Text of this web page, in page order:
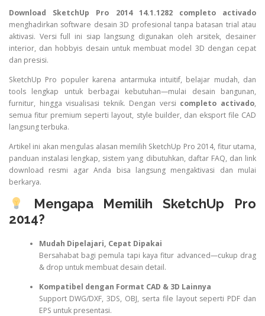
Download SketchUp Pro 2014 14.1.1282 completo activado
menghadirkan software desain 3D profesional tanpa batasan trial atau
aktivasi. Versi full ini siap langsung digunakan oleh arsitek, desainer
interior, dan hobbyis desain untuk membuat model 3D dengan cepat
dan presisi.
SketchUp Pro populer karena antarmuka intuitif, belajar mudah, dan
tools lengkap untuk berbagai kebutuhan—mulai desain bangunan,
furnitur, hingga visualisasi teknik. Dengan versi completo activado,
semua fitur premium seperti layout, style builder, dan eksport file CAD
langsung terbuka.
Artikel ini akan mengulas alasan memilih SketchUp Pro 2014, fitur utama,
panduan instalasi lengkap, sistem yang dibutuhkan, daftar FAQ, dan link
download resmi agar Anda bisa langsung mengaktivasi dan mulai
berkarya.
Mengapa Memilih SketchUp Pro
2014?
Mudah Dipelajari, Cepat Dipakai
Bersahabat bagi pemula tapi kaya fitur advanced—cukup drag
& drop untuk membuat desain detail.
Kompatibel dengan Format CAD & 3D Lainnya
Support DWG/DXF, 3DS, OBJ, serta file layout seperti PDF dan
EPS untuk presentasi.